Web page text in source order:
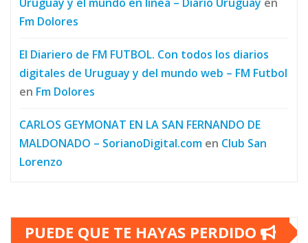
Fm Dolores
El Diariero de FM FUTBOL. Con todos los diarios
digitales de Uruguay y del mundo web – FM Futbol
en Fm Dolores
CARLOS GEYMONAT EN LA SAN FERNANDO DE
MALDONADO – SorianoDigital.com en Club San
Lorenzo
PUEDE QUE TE HAYAS PERDIDO